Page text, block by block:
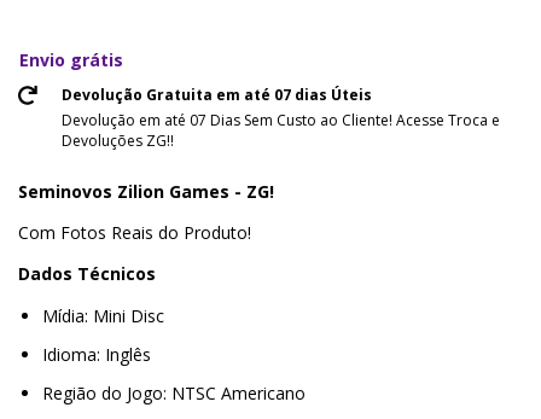
Envio grátis
Devolução Gratuita em até 07 dias Úteis
Devolução em até 07 Dias Sem Custo ao Cliente! Acesse Troca e
Devoluções ZG!!
Seminovos Zilion Games - ZG!
Com Fotos Reais do Produto!
Dados Técnicos
Mídia: Mini Disc
Idioma: Inglês
Região do Jogo: NTSC Americano